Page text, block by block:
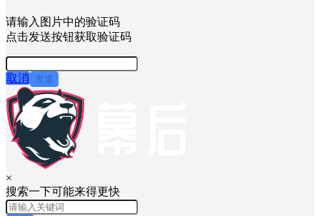
请输入图片中的验证码
点击发送按钮获取验证码
取消 发送
×
搜索一下可能来得更快